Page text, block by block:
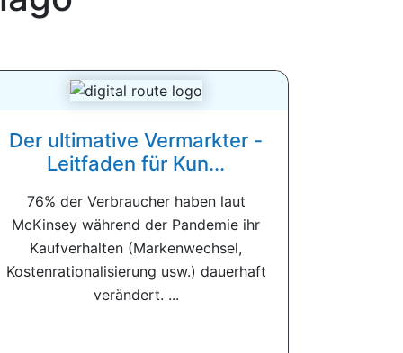
Der ultimative Vermarkter -
Leitfaden für Kun...
76% der Verbraucher haben laut
McKinsey während der Pandemie ihr
Kaufverhalten (Markenwechsel,
Kostenrationalisierung usw.) dauerhaft
verändert. ...